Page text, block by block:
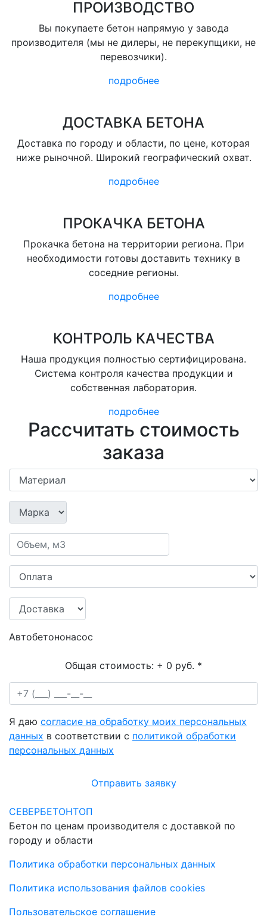
ПРОИЗВОДСТВО
Вы покупаете бетон напрямую у завода
производителя (мы не дилеры, не перекупщики, не
перевозчики).
подробнее
ДОСТАВКА БЕТОНА
Доставка по городу и области, по цене, которая
ниже рыночной. Широкий географический охват.
подробнее
ПРОКАЧКА БЕТОНА
Прокачка бетона на территории региона. При
необходимости готовы доставить технику в
соседние регионы.
подробнее
КОНТРОЛЬ КАЧЕСТВА
Наша продукция полностью сертифицирована.
Система контроля качества продукции и
собственная лаборатория.
подробнее
Рассчитать стоимость
заказа
Автобетононасос
Общая стоимость: + 0 руб. *
Я даю согласие на обработку моих персональных
данных в соответствии с политикой обработки
персональных данных
Отправить заявку
СЕВЕРБЕТОНТОП
Бетон по ценам производителя с доставкой по
городу и области
Политика обработки персональных данных
Политика использования файлов cookies
Пользовательское соглашение